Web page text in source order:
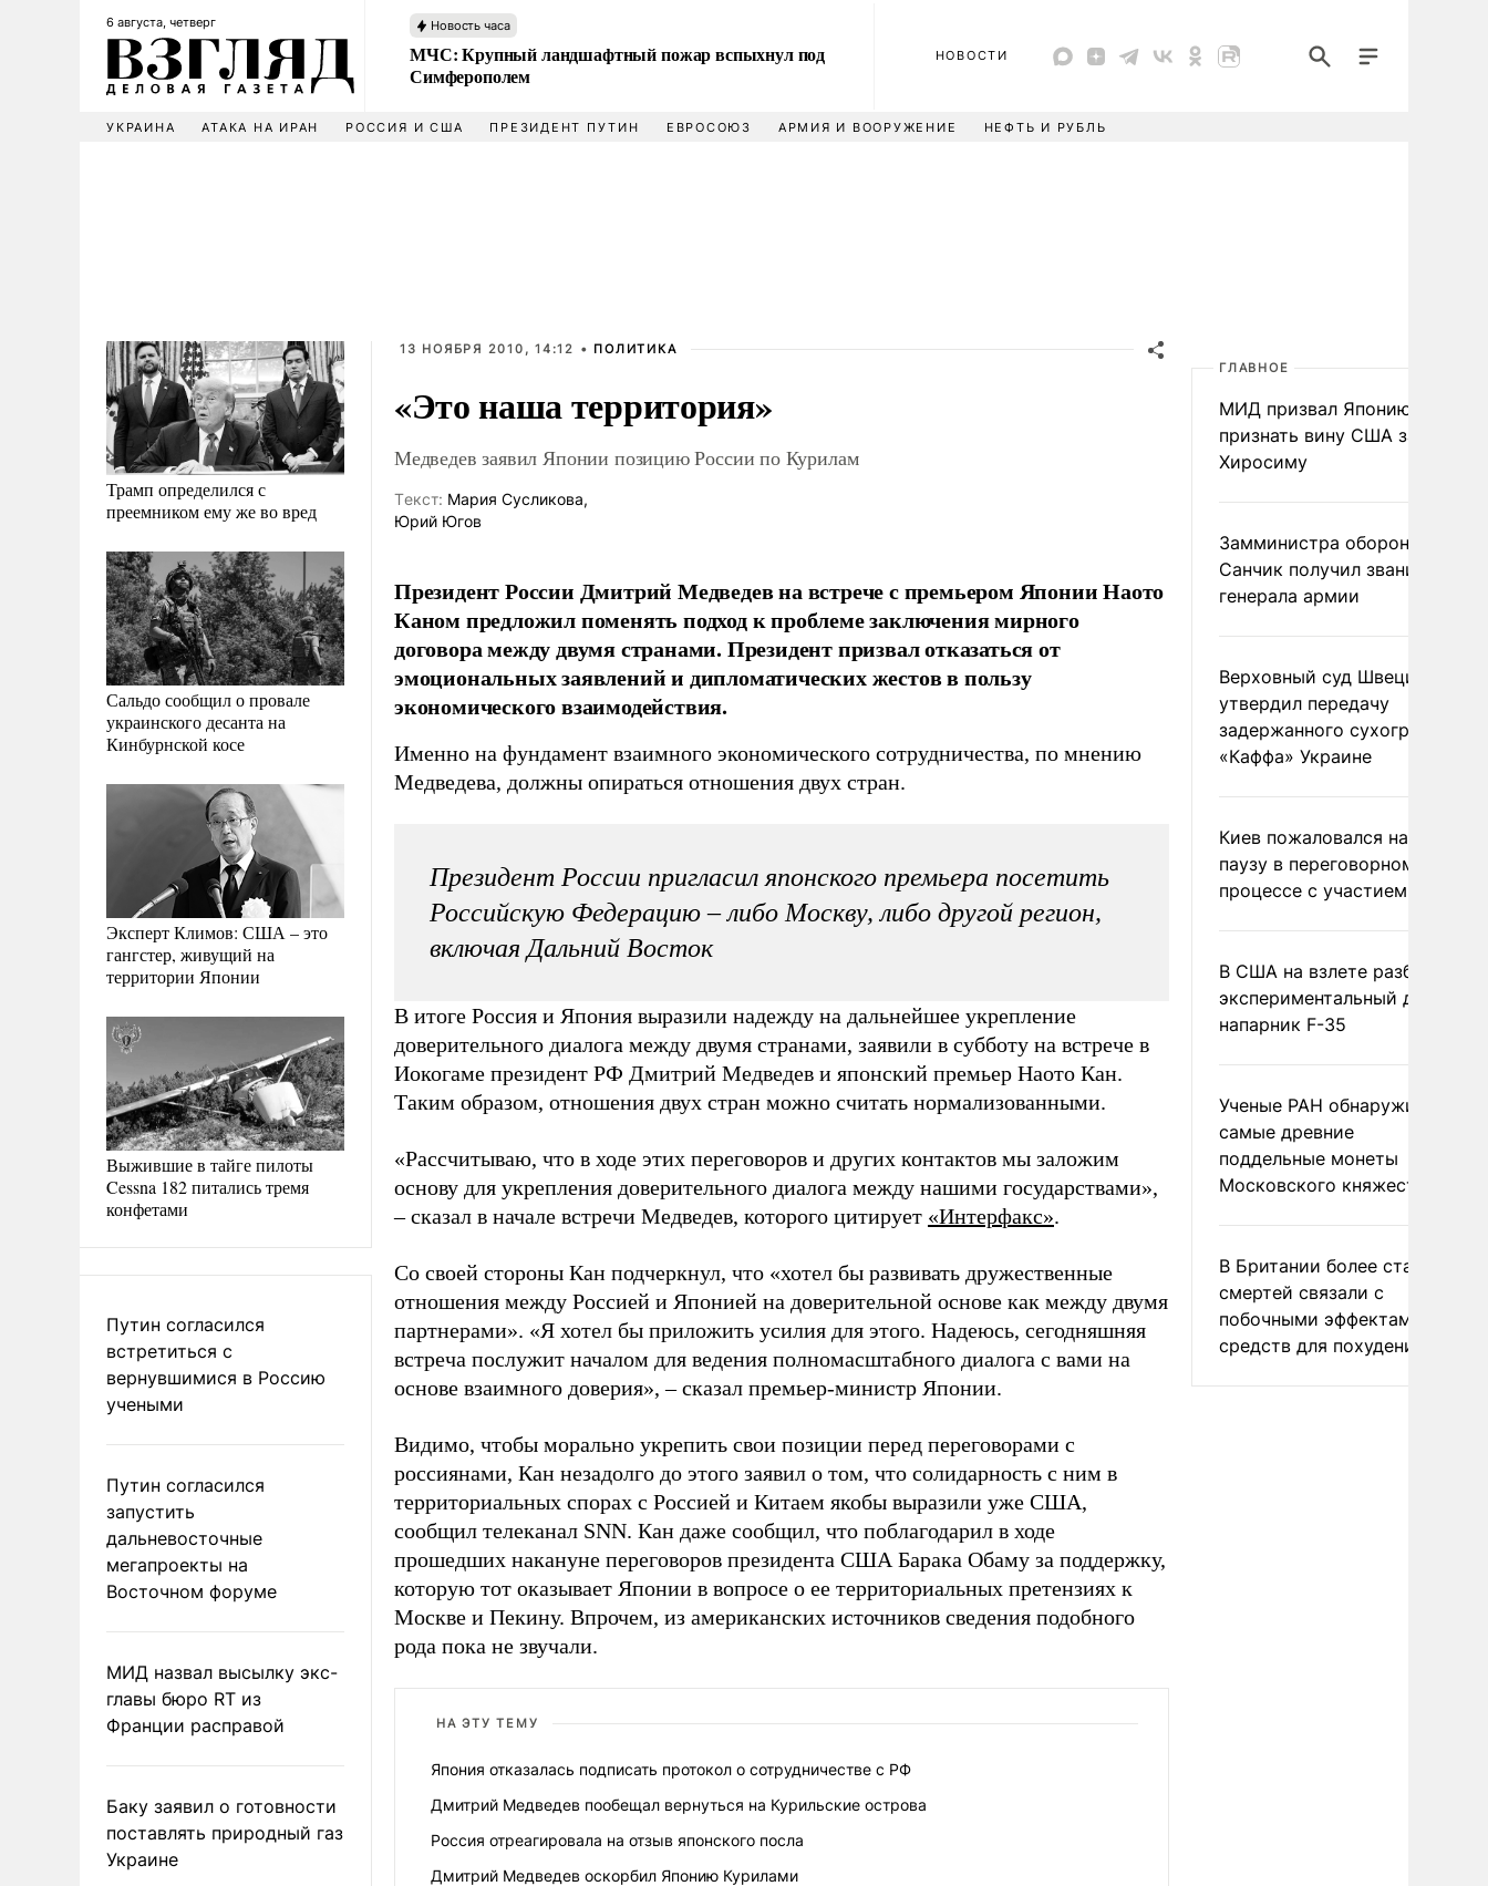
6 августа, четверг Новость часа
МЧС: Крупный ландшафтный пожар вспыхнул под
Симферополем
НОВОСТИ
УКРАИНА АТАКА НА ИРАН РОССИЯ И США ПРЕЗИДЕНТ ПУТИН ЕВРОСОЮЗ АРМИЯ И ВООРУЖЕНИЕ НЕФТЬ И РУБЛЬ
Трамп определился с
преемником ему же во вред
Сальдо сообщил о провале
украинского десанта на
Кинбурнской косе
Эксперт Климов: США – это
гангстер, живущий на
территории Японии
Выжившие в тайге пилоты
Cessna 182 питались тремя
конфетами
Путин согласился
встретиться с
вернувшимися в Россию
учеными
Путин согласился
запустить
дальневосточные
мегапроекты на
Восточном форуме
МИД назвал высылку экс-
главы бюро RT из
Франции расправой
Баку заявил о готовности
поставлять природный газ
Украине
13 НОЯБРЯ 2010, 14:12 • ПОЛИТИКА
«Это наша территория»
Медведев заявил Японии позицию России по Курилам
Tекст: Мария Сусликова,
Юрий Югов
Президент России Дмитрий Медведев на встрече с премьером Японии Наото
Каном предложил поменять подход к проблеме заключения мирного
договора между двумя странами. Президент призвал отказаться от
эмоциональных заявлений и дипломатических жестов в пользу
экономического взаимодействия.
Именно на фундамент взаимного экономического сотрудничества, по мнению
Медведева, должны опираться отношения двух стран.
Президент России пригласил японского премьера посетить
Российскую Федерацию – либо Москву, либо другой регион,
включая Дальний Восток
В итоге Россия и Япония выразили надежду на дальнейшее укрепление
доверительного диалога между двумя странами, заявили в субботу на встрече в
Иокогаме президент РФ Дмитрий Медведев и японский премьер Наото Кан.
Таким образом, отношения двух стран можно считать нормализованными.
«Рассчитываю, что в ходе этих переговоров и других контактов мы заложим
основу для укрепления доверительного диалога между нашими государствами»,
–сказал в начале встречи Медведев, которого цитирует «Интерфакс».
Со своей стороны Кан подчеркнул, что «хотел бы развивать дружественные
отношения между Россией и Японией на доверительной основе как между двумя
партнерами». «Я хотел бы приложить усилия для этого. Надеюсь, сегодняшняя
встреча послужит началом для ведения полномасштабного диалога с вами на
основе взаимного доверия»,–сказал премьер-министр Японии.
Видимо, чтобы морально укрепить свои позиции перед переговорами с
россиянами, Кан незадолго до этого заявил о том, что солидарность с ним в
территориальных спорах с Россией и Китаем якобы выразили уже США,
сообщил телеканал SNN. Кан даже сообщил, что поблагодарил в ходе
прошедших накануне переговоров президента США Барака Обаму за поддержку,
которую тот оказывает Японии в вопросе о ее территориальных претензиях к
Москве и Пекину. Впрочем, из американских источников сведения подобного
рода пока не звучали.
НА ЭТУ ТЕМУ
Япония отказалась подписать протокол о сотрудничестве с РФ
Дмитрий Медведев пообещал вернуться на Курильские острова
Россия отреагировала на отзыв японского посла
Дмитрий Медведев оскорбил Японию Курилами
ГЛАВНОЕ
МИД призвал Японию
признать вину США за
Хиросиму
Замминистра обороны
Санчик получил звание
генерала армии
Верховный суд Швеции
утвердил передачу
задержанного сухогруза
«Каффа» Украине
Киев пожаловался на
паузу в переговорном
процессе с участием США
В США на взлете разбился
экспериментальный дрон-
напарник F-35
Ученые РАН обнаружили
самые древние
поддельные монеты
Московского княжества
В Британии более ста
смертей связали с
побочными эффектами
средств для похудения